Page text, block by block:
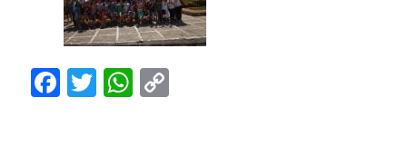
Facebook
TwitterWhatsApp